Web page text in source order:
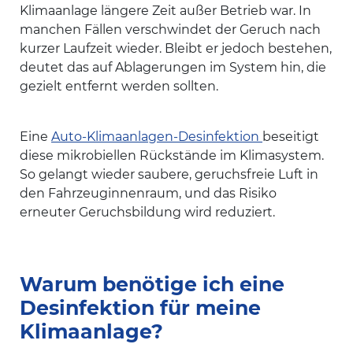
Klimaanlage längere Zeit außer Betrieb war. In
manchen Fällen verschwindet der Geruch nach
kurzer Laufzeit wieder. Bleibt er jedoch bestehen,
deutet das auf Ablagerungen im System hin, die
gezielt entfernt werden sollten.
Eine Auto-Klimaanlagen-Desinfektion beseitigt
diese mikrobiellen Rückstände im Klimasystem.
So gelangt wieder saubere, geruchsfreie Luft in
den Fahrzeuginnenraum, und das Risiko
erneuter Geruchsbildung wird reduziert.
Warum benötige ich eine
Desinfektion für meine
Klimaanlage?